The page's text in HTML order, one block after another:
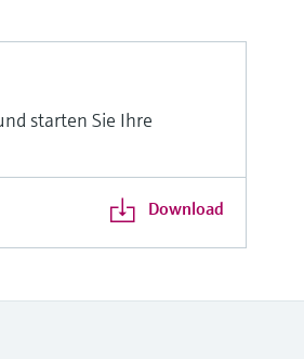
starten Sie Ihre
Download